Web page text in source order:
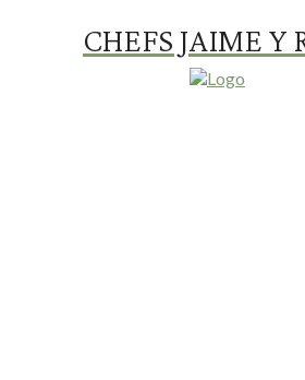
CHEFS JAIME Y